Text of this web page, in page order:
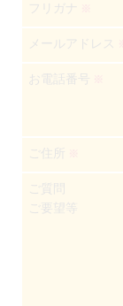
フリガナ
メールアドレス
お電話番号
ご住所
ご要望等